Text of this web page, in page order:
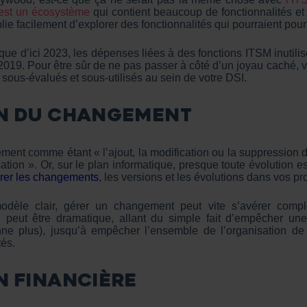
un écosystème qui contient beaucoup de fonctionnalités
facilement d’explorer des fonctionnalités qui pourraient
d’ici 2023, les dépenses liées à des fonctions ITSM
Pour être sûr de ne pas passer à côté d’un joyau
évalués et sous-utilisés au sein de votre DSI.
DU CHANGEMENT
comme étant « l’ajout, la modification ou la
». Or, sur le plan informatique, presque toute évolution
les changements, les versions et les évolutions dans vos
clair, gérer un changement peut vite s’avérer
peut être dramatique, allant du simple fait d’empêcher
plus), jusqu’à empêcher l’ensemble de l’organisation
FINANCIÈRE